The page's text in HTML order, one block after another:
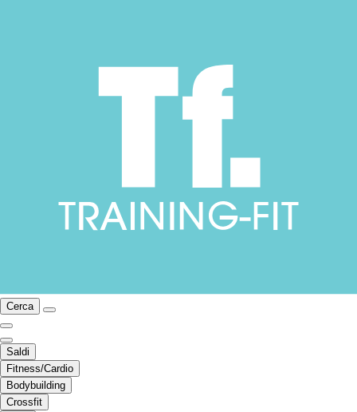
Cerca
Saldi
Fitness/Cardio
Bodybuilding
Crossfit